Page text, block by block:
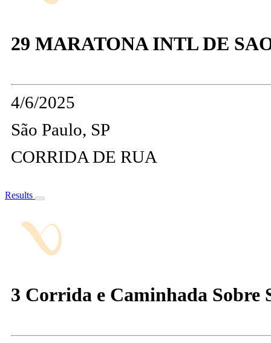
29 MARATONA INTL DE
4/6/2025
São Paulo, SP
CORRIDA DE RUA
Results
3 Corrida e Caminhada Sobre